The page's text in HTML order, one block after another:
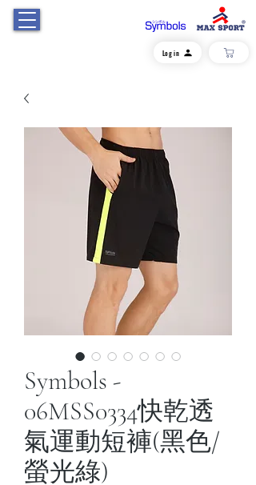
Log in
Symbols -
06MSS0334快乾透
氣運動短褲(黑色/
螢光綠)